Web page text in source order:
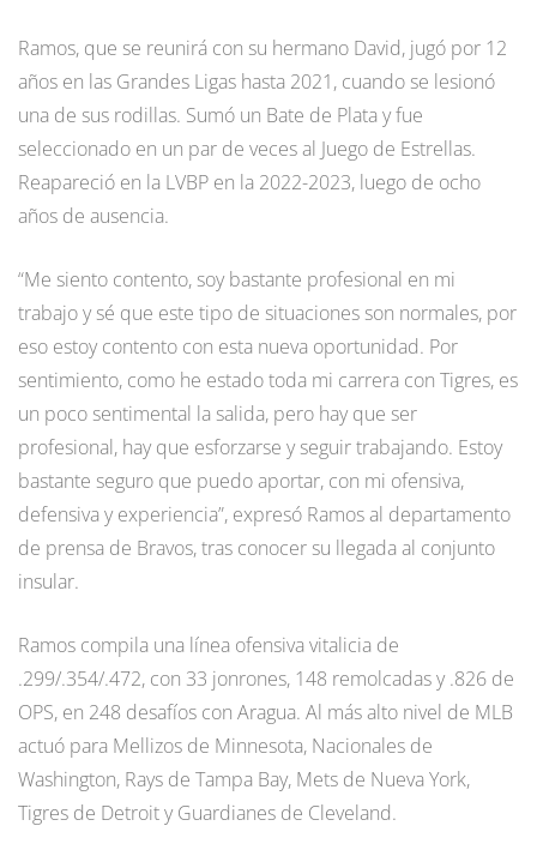
Ramos, que se reunirá con su hermano David, jugó por 12
años en las Grandes Ligas hasta 2021, cuando se lesionó
una de sus rodillas. Sumó un Bate de Plata y fue
seleccionado en un par de veces al Juego de Estrellas.
Reapareció en la LVBP en la 2022-2023, luego de ocho
años de ausencia.
“Me siento contento, soy bastante profesional en mi
trabajo y sé que este tipo de situaciones son normales, por
eso estoy contento con esta nueva oportunidad. Por
sentimiento, como he estado toda mi carrera con Tigres, es
un poco sentimental la salida, pero hay que ser
profesional, hay que esforzarse y seguir trabajando. Estoy
bastante seguro que puedo aportar, con mi ofensiva,
defensiva y experiencia”, expresó Ramos al departamento
de prensa de Bravos, tras conocer su llegada al conjunto
insular.
Ramos compila una línea ofensiva vitalicia de
.299/.354/.472, con 33 jonrones, 148 remolcadas y .826 de
OPS, en 248 desafíos con Aragua. Al más alto nivel de MLB
actuó para Mellizos de Minnesota, Nacionales de
Washington, Rays de Tampa Bay, Mets de Nueva York,
Tigres de Detroit y Guardianes de Cleveland.